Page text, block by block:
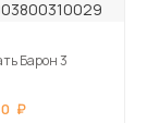
Барон 3